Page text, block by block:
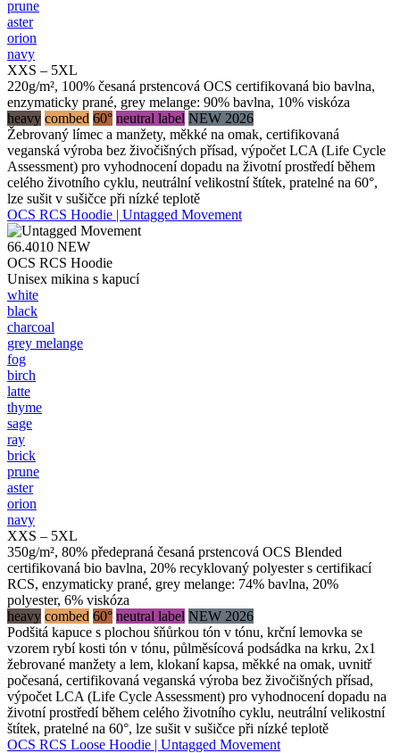
prune
aster
orion
navy
XXS – 5XL
220g/m², 100% česaná prstencová OCS certifikovaná bio bavlna,
enzymaticky prané, grey melange: 90% bavlna, 10% viskóza
heavy combed 60° neutral label NEW 2026
Žebrovaný límec a manžety, měkké na omak, certifikovaná
veganská výroba bez živočišných přísad, výpočet LCA (Life Cycle
Assessment) pro vyhodnocení dopadu na životní prostředí během
celého životního cyklu, neutrální velikostní štítek, pratelné na 60°,
lze sušit v sušičce při nízké teplotě
OCS RCS Hoodie | Untagged Movement
66.4010 NEW
OCS RCS Hoodie
Unisex mikina s kapucí
white
black
charcoal
grey melange
fog
birch
latte
thyme
sage
ray
brick
prune
aster
orion
navy
XXS – 5XL
350g/m², 80% předepraná česaná prstencová OCS Blended
certifikovaná bio bavlna, 20% recyklovaný polyester s certifikací
RCS, enzymaticky prané, grey melange: 74% bavlna, 20%
polyester, 6% viskóza
heavy combed 60° neutral label NEW 2026
Podšitá kapuce s plochou šňůrkou tón v tónu, krční lemovka se
vzorem rybí kosti tón v tónu, půlměsícová podsádka na krku, 2x1
žebrované manžety a lem, klokaní kapsa, měkké na omak, uvnitř
počesaná, certifikovaná veganská výroba bez živočišných přísad,
výpočet LCA (Life Cycle Assessment) pro vyhodnocení dopadu na
životní prostředí během celého životního cyklu, neutrální velikostní
štítek, pratelné na 60°, lze sušit v sušičce při nízké teplotě
OCS RCS Loose Hoodie | Untagged Movement